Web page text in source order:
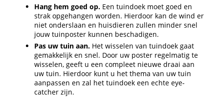
Hang hem goed op. Een tuindoek moet goed en
strak opgehangen worden. Hierdoor kan de wind er
niet onderslaan en huisdieren zullen minder snel
jouw tuinposter kunnen beschadigen.
Pas uw tuin aan. Het wisselen van tuindoek gaat
gemakkelijk en snel. Door uw poster regelmatig te
wisselen, geeft u een compleet nieuwe draai aan
uw tuin. Hierdoor kunt u het thema van uw tuin
aanpassen en zal het tuindoek een echte eye-
catcher zijn.